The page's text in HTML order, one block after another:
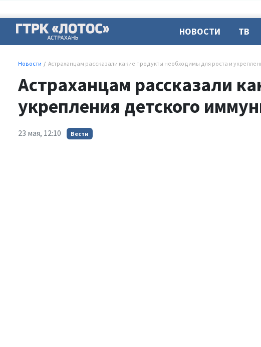
НОВОСТИ ТВ
Новости Астраханцам рассказали какие продукты необходимы для роста и
Астраханцам рассказали
укрепления детского
23 мая, 12:10 Вести